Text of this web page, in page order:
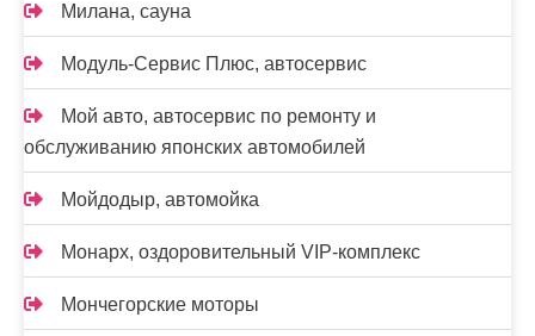
Милана, сауна
Модуль-Сервис Плюс, автосервис
Мой авто, автосервис по ремонту и
обслуживанию японских автомобилей
Мойдодыр, автомойка
Монарх, оздоровительный VIP-комплекс
Мончегорские моторы